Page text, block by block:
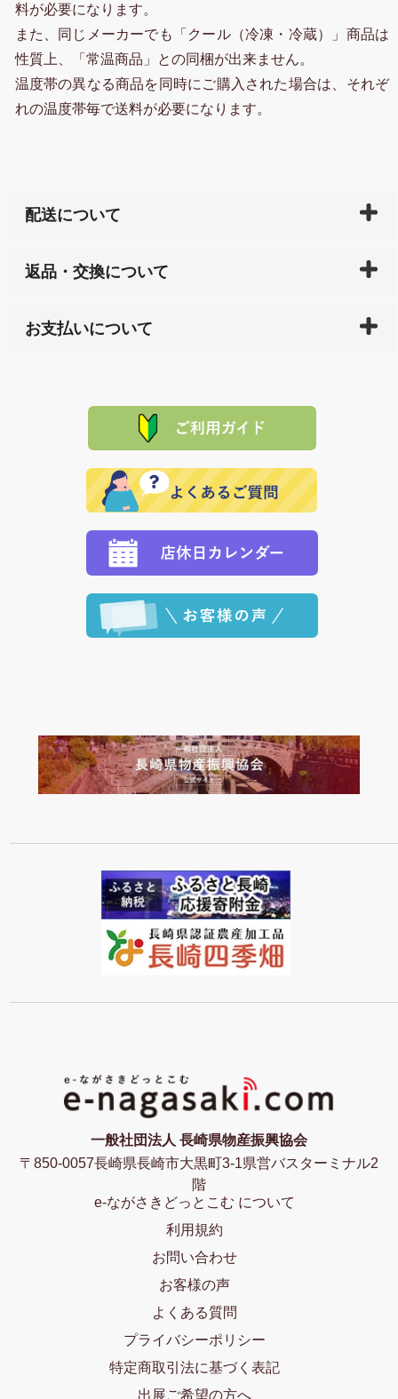
料が必要になります。
また、同じメーカーでも「クール（冷凍・冷蔵）」商品は
性質上、「常温商品」との同梱が出来ません。
温度帯の異なる商品を同時にご購入された場合は、それぞ
れの温度帯毎で送料が必要になります。
配送について
天ペイ」の方はご注文受付後）、 長崎県下全域に点在
サイト内で購入された商品の送料は、こちらの
全国送
れの生産メーカーからお客様の元へ直送いたしますの
で、 それぞれ個別に送料が必要になります。
返品・交換について
または配送途中の 事故などで不都合が生じている場合
品代金を返金いたします。）
その際は誠に申し訳ありませんが、当協会までご注文
願いいたします。
お支払いについて
た場合、お客様からの ご入金を確認した後で、商品を
※「クレジットカード」「PayPay」「楽天ペイ」を指
定された場合は、準備出来次第の便にてお送りいたし
ます。 （到着日指定をされている場合は、ご指定の日
程に合わせてお届けいたします。）
一般社団法人 長崎県物産振興協会
〒850-0057長崎県長崎市大黒町3-1県営バスターミナル2
階
e-ながさきどっとこむ について
利用規約
お問い合わせ
お客様の声
よくある質問
プライバシーポリシー
特定商取引法に基づく表記
出展ご希望の方へ